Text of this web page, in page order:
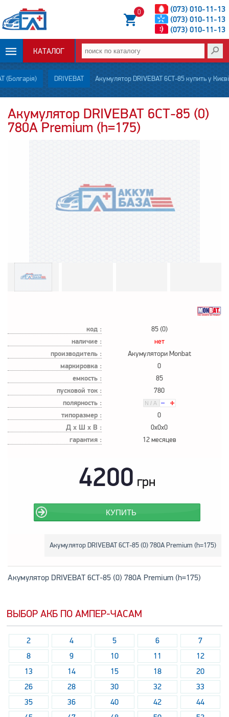
(073) 010-11-13
(073) 010-11-13
(073) 010-11-13
0
КАТАЛОГ
ОПЛАТА И
ДОСТАВКА
НОВОСТИ
(Болгарія) DRIVEBAT Акумулятор DRIVEBAT 6СТ-85 купить у Києві
Акумулятор DRIVEBAT 6СТ-85 (0)
780A Premium (h=175)
код : 85 (0)
наличие : нет
производитель : Акумулятори Monbat
маркировка : 0
емкость : 85
пусковой ток : 780
полярность :
типоразмер :
0
Д х Ш х В : 0x0x0
гарантия : 12 месяцев
4200 грн
КУПИТЬ
Акумулятор DRIVEBAT 6СТ-85 (0) 780A Premium (h=175)
Акумулятор DRIVEBAT 6СТ-85 (0) 780A Premium (h=175)
ВЫБОР АКБ ПО АМПЕР-ЧАСАМ
2 4 5 6
7
8
9 10 11
12
13
14 15 18
20
26
28 30 32
33
35
36 40 42
44